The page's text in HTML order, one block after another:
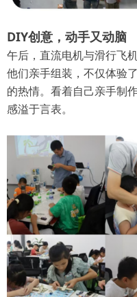
DIY创意，动手又动脑
午后，直流电机与滑行飞
他们亲手组装，不仅体验
的热情。看着自己亲手制
感溢于言表。